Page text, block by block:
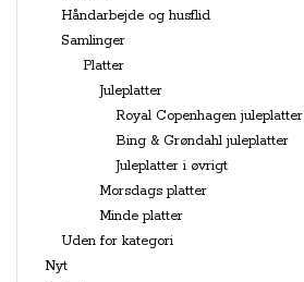
Håndarbejde og husflid
Samlinger
Platter
Juleplatter
Royal Copenhagen juleplatter
Bing & Grøndahl juleplatter
Juleplatter i øvrigt
Morsdags platter
Minde platter
Uden for kategori
Nyt